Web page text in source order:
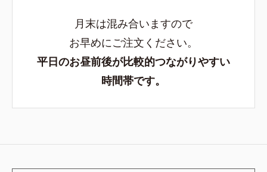
月末は混み合いますので
お早めにご注文ください。
平日のお昼前後が比較的つながりやすい
時間帯です。